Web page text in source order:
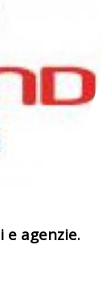
e agenzie.